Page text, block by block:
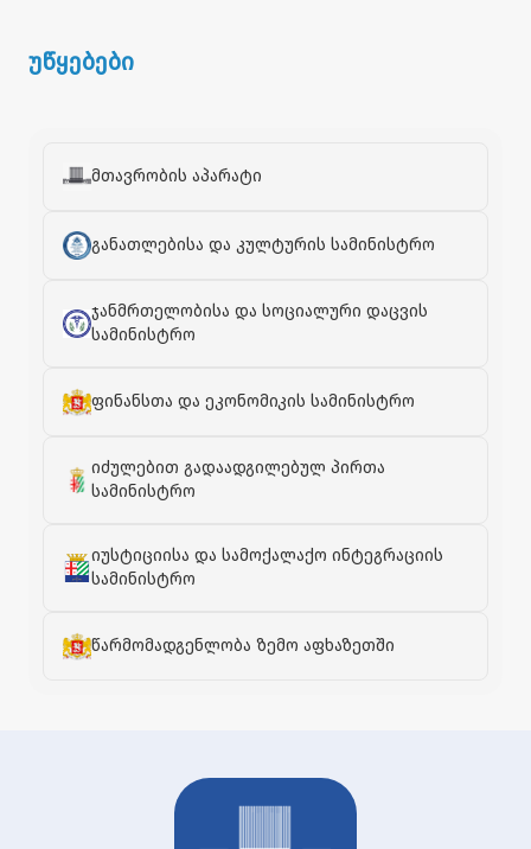
უწყებები
მთავრობის აპარატი
განათლებისა და კულტურის სამინისტრო
ჯანმრთელობისა და სოციალური დაცვის
სამინისტრო
ფინანსთა და ეკონომიკის სამინისტრო
იძულებით გადაადგილებულ პირთა
სამინისტრო
იუსტიციისა და სამოქალაქო ინტეგრაციის
სამინისტრო
წარმომადგენლობა ზემო აფხაზეთში